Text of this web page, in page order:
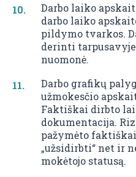
Darbo laiko
darbo laiko
pildymo tvarkos.
derinti
nuomonė.
Darbo grafikų
užmokesčio
Faktiškai dirbto
dokumentacija.
pažymėto
„užsidirbti“ net ir
mokėtojo statusą.